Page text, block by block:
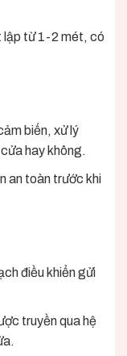
lập từ 1-2 mét, có
biến, xử lý
hay không.
an toàn trước khi
điều khiển gửi
truyền qua hệ